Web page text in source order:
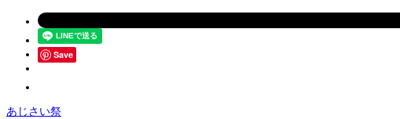
Save
あじさい祭